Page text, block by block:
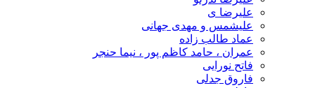
علیرضا ی
علیشمس و مهدی جهانی
عماد طالب زاده
عمران ، حامد کاظم پور ، نیما حنجر
فاتح نورایی
فاروق جدلی